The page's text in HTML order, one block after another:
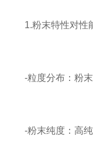
1.粉末特性对性
-粒度分布：粉末
-粉末纯度：高纯